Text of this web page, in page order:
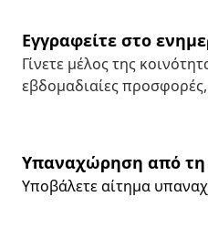
Εγγραφείτε στο
Γίνετε μέλος της
εβδομαδιαίες προσφορές,
Υπαναχώρηση από
Υποβάλετε αίτημα